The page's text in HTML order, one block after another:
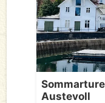
Austevoll